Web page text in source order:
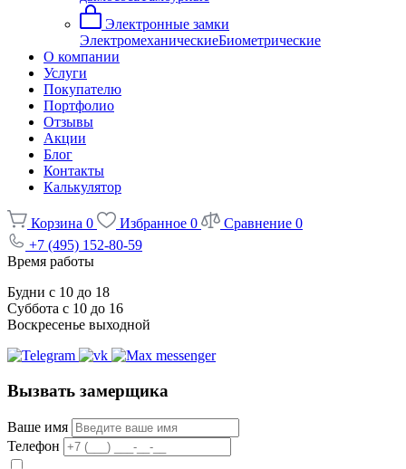
Электронные замки
ЭлектромеханическиеБиометрические
О компании
Услуги
Покупателю
Портфолио
Отзывы
Акции
Блог
Контакты
Калькулятор
Корзина 0 Избранное 0 Сравнение 0
+7 (495) 152-80-59
Время работы
Будни с 10 до 18
Суббота с 10 до 16
Воскресенье выходной
Вызвать замерщика
Ваше имя
Телефон